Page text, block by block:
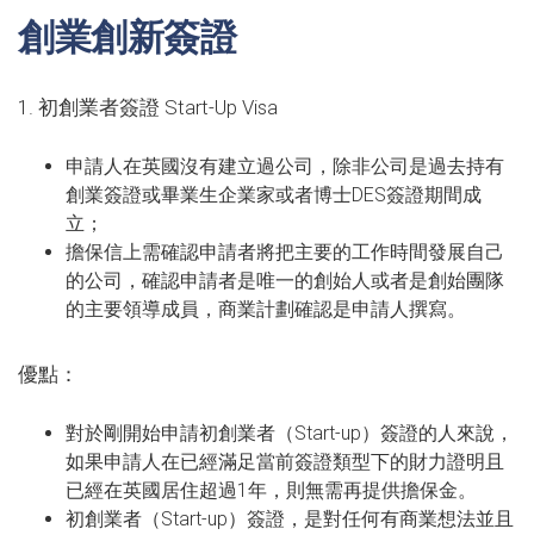
創業創新簽證
1. 初創業者簽證 Start-Up Visa
申請人在英國沒有建立過公司，除非公司是過去持有
創業簽證或畢業生企業家或者博士DES簽證期間成
立；
擔保信上需確認申請者將把主要的工作時間發展自己
的公司，確認申請者是唯一的創始人或者是創始團隊
的主要領導成員，商業計劃確認是申請人撰寫。
優點：
對於剛開始申請初創業者（Start-up）簽證的人來說，
如果申請人在已經滿足當前簽證類型下的財力證明且
已經在英國居住超過1年，則無需再提供擔保金。
初創業者（Start-up）簽證，是對任何有商業想法並且